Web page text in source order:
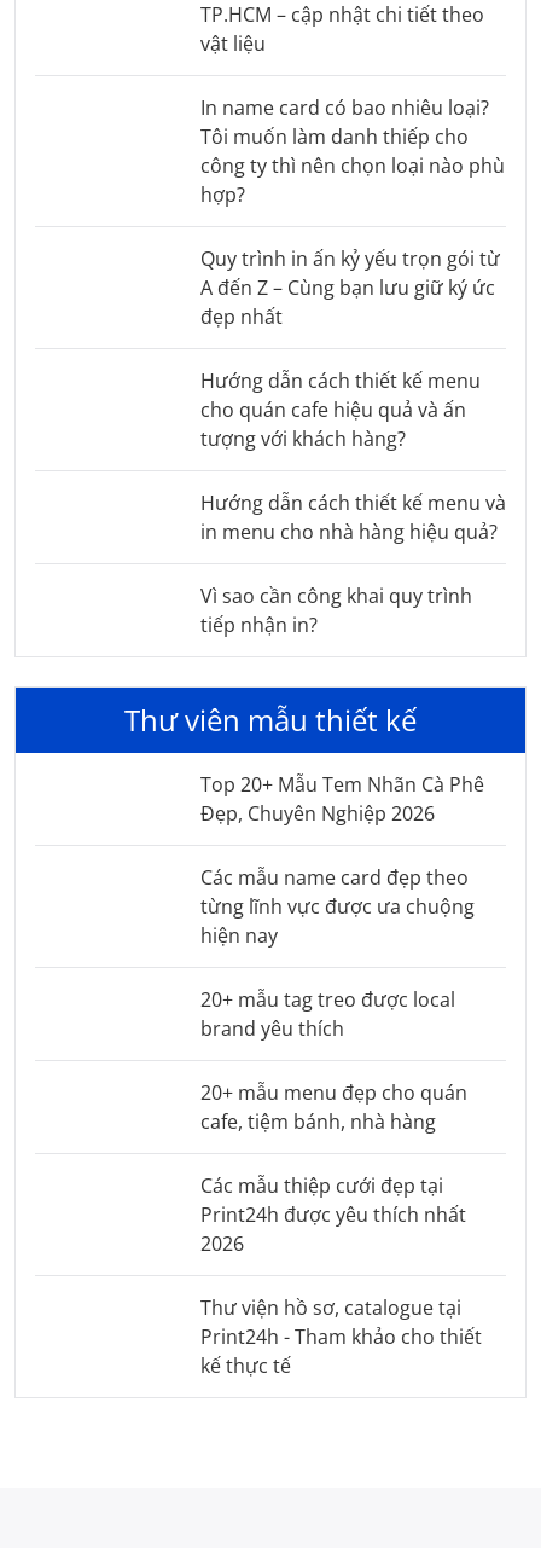
TP.HCM – cập nhật chi tiết theo
vật liệu
In name card có bao nhiêu loại?
Tôi muốn làm danh thiếp cho
công ty thì nên chọn loại nào phù
hợp?
Quy trình in ấn kỷ yếu trọn gói từ
A đến Z – Cùng bạn lưu giữ ký ức
đẹp nhất
Hướng dẫn cách thiết kế menu
cho quán cafe hiệu quả và ấn
tượng với khách hàng?
Hướng dẫn cách thiết kế menu và
in menu cho nhà hàng hiệu quả?
Vì sao cần công khai quy trình
tiếp nhận in?
Thư viên mẫu thiết kế
Top 20+ Mẫu Tem Nhãn Cà Phê
Đẹp, Chuyên Nghiệp 2026
Các mẫu name card đẹp theo
từng lĩnh vực được ưa chuộng
hiện nay
20+ mẫu tag treo được local
brand yêu thích
20+ mẫu menu đẹp cho quán
cafe, tiệm bánh, nhà hàng
Các mẫu thiệp cưới đẹp tại
Print24h được yêu thích nhất
2026
Thư viện hồ sơ, catalogue tại
Print24h - Tham khảo cho thiết
kế thực tế